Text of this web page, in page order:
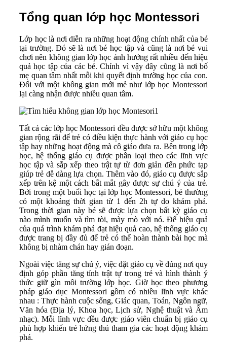
Tổng quan lớp học Montessori
Lớp học là nơi diễn ra những hoạt động chính nhất của bé
tại trường. Đó sẽ là nơi bé học tập và cũng là nơi bé vui
chơi nên không gian lớp học ảnh hưởng rất nhiều đến hiệu
quả học tập của các bé. Chính vì vậy đây cũng là nơi bố
mẹ quan tâm nhất mỗi khi quyết định trường học của con.
Đối với một không gian mới mẻ như lớp học Montessori
lại càng nhận được nhiều quan tâm.
Tất cả các lớp học Montessori đều được sở hữu một không
gian rộng rãi để trẻ có điều kiện thực hành với giáo cụ học
tập hay những hoạt động mà cô giáo đưa ra. Bên trong lớp
học, hệ thống giáo cụ được phân loại theo các lĩnh vực
học tập và sắp xếp theo trật tự từ đơn giản đến phức tạp
giúp trẻ dễ dàng lựa chọn. Thêm vào đó, giáo cụ được sắp
xếp trên kệ một cách bắt mắt gây được sự chú ý của trẻ.
Bởi trong một buổi học tại lớp học Montessori, bé thường
có một khoảng thời gian từ 1 đến 2h tự do khám phá.
Trong thời gian này bé sẽ được lựa chọn bất kỳ giáo cụ
nào mình muốn và tìm tòi, mày mò với nó. Để hiệu quả
của quá trình khám phá đạt hiệu quả cao, hệ thống giáo cụ
được trang bị đầy đủ để trẻ có thể hoàn thành bài học mà
không bị nhàm chán hay gián đoạn.
Ngoài việc tăng sự chú ý, việc đặt giáo cụ về đúng nơi quy
định góp phần tăng tính trật tự trong trẻ và hình thành ý
thức giữ gìn môi trường lớp học. Giờ học theo phương
pháp giáo dục Montessori gồm có nhiều lĩnh vực khác
nhau : Thực hành cuộc sống, Giác quan, Toán, Ngôn ngữ,
Văn hóa (Địa lý, Khoa học, Lịch sử, Nghệ thuật và Âm
nhạc). Mỗi lĩnh vực đều được giáo viên chuẩn bị giáo cụ
phù hợp khiến trẻ hứng thú tham gia các hoạt động khám
phá.